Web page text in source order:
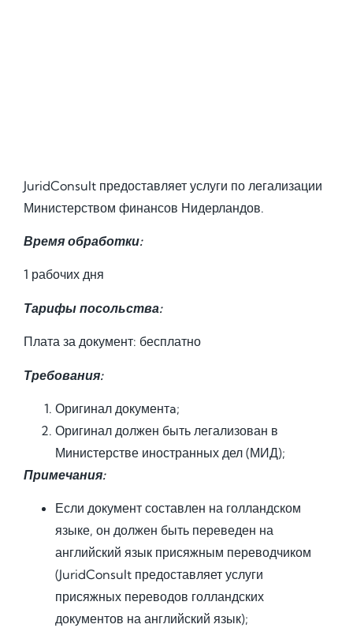
JuridConsult предоставляет услуги по легализации
Министерством финансов Нидерландов.
Время обработки:
1 рабочих дня
Тарифы посольства:
Плата за документ: бесплатно
Требования:
Оригинал документa;
Оригинал должен быть легализован в
Министерстве иностранных дел (МИД);
Примечания:
Если документ составлен на голландском
языке, он должен быть переведен на
английский язык присяжным переводчиком
(JuridConsult предоставляет услуги
присяжных переводов голландских
документов на английский язык);